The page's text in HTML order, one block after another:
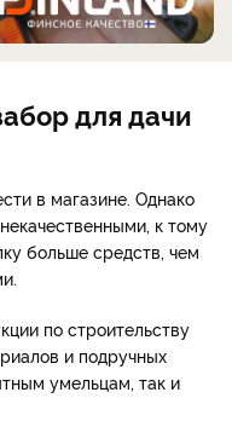
для дачи
в магазине. Однако
к тому
больше средств, чем
по строительству
и подручных
умельцам, так и